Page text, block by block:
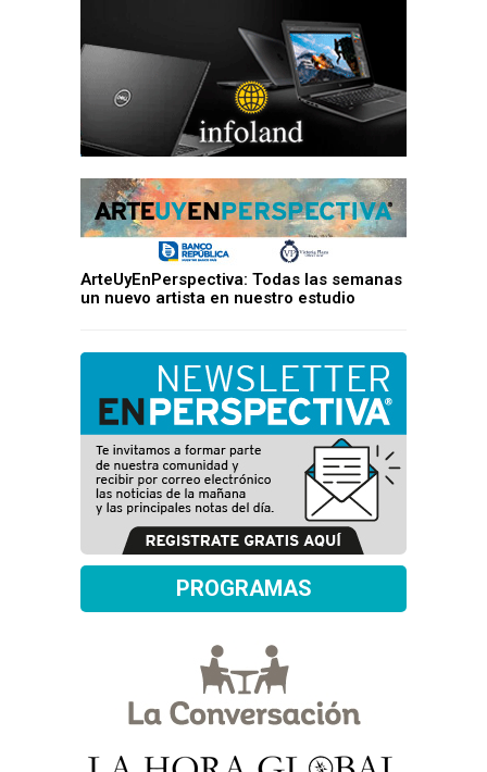
ArteUyEnPerspectiva: Todas las semanas
un nuevo artista en nuestro estudio
PROGRAMAS